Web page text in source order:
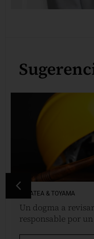
VINATEA & TOYAMA
Un dogma a
responsable por